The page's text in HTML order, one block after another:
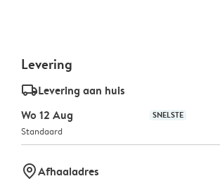
Levering
delivery_standard_v2Levering aan huis
Wo 12 Aug
SNELSTE
Standaard
marker-pinAfhaaladres